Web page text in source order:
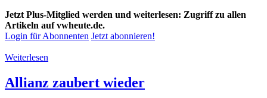
Jetzt Plus-Mitglied werden und weiterlesen: Zugriff zu allen
Artikeln auf vwheute.de.
Login für Abonnenten Jetzt abonnieren!
Weiterlesen
Allianz zaubert wieder